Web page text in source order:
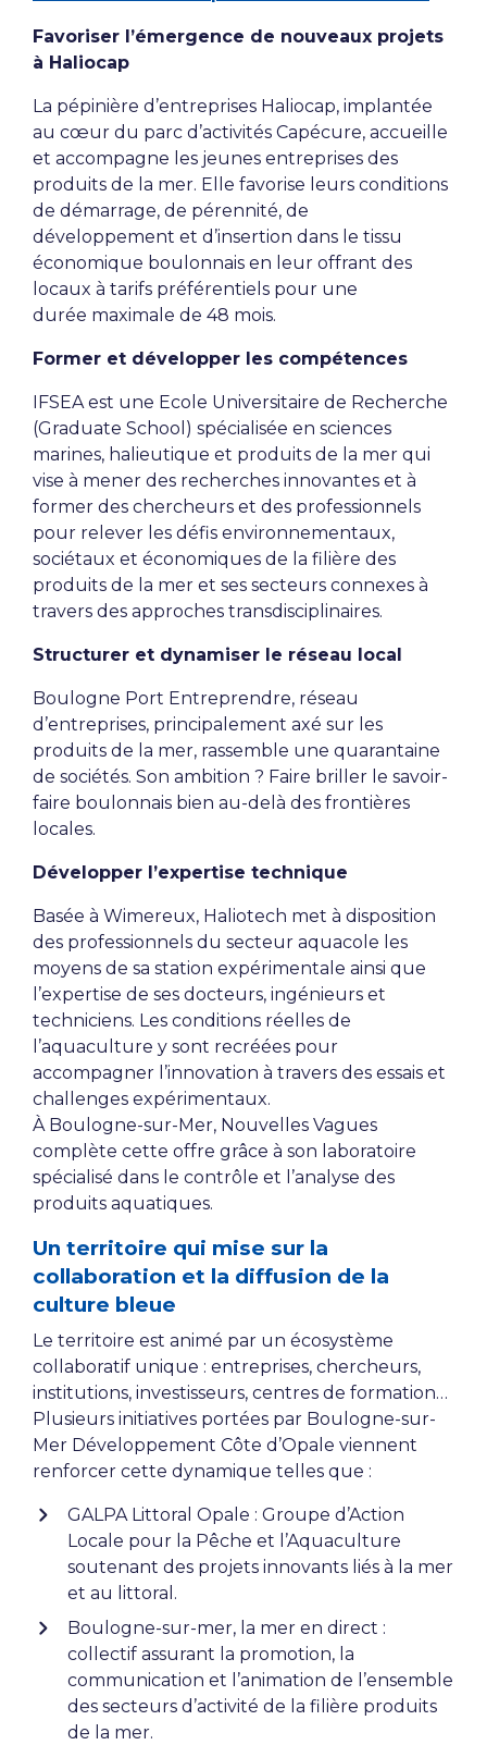
Favoriser l’émergence de nouveaux projets
à Haliocap
La pépinière d’entreprises Haliocap, implantée
au cœur du parc d’activités Capécure, accueille
et accompagne les jeunes entreprises des
produits de la mer. Elle favorise leurs conditions
de démarrage, de pérennité, de
développement et d’insertion dans le tissu
économique boulonnais en leur offrant des
locaux à tarifs préférentiels pour une
durée maximale de 48 mois.
Former et développer les compétences
IFSEA est une Ecole Universitaire de Recherche
(Graduate School) spécialisée en sciences
marines, halieutique et produits de la mer qui
vise à mener des recherches innovantes et à
former des chercheurs et des professionnels
pour relever les défis environnementaux,
sociétaux et économiques de la filière des
produits de la mer et ses secteurs connexes à
travers des approches transdisciplinaires.
Structurer et dynamiser le réseau local
Boulogne Port Entreprendre, réseau
d’entreprises, principalement axé sur les
produits de la mer, rassemble une quarantaine
de sociétés. Son ambition ? Faire briller le savoir-
faire boulonnais bien au-delà des frontières
locales.
Développer l’expertise technique
Basée à Wimereux, Haliotech met à disposition
des professionnels du secteur aquacole les
moyens de sa station expérimentale ainsi que
l’expertise de ses docteurs, ingénieurs et
techniciens. Les conditions réelles de
l’aquaculture y sont recréées pour
accompagner l’innovation à travers des essais et
challenges expérimentaux.
À Boulogne-sur-Mer, Nouvelles Vagues
complète cette offre grâce à son laboratoire
spécialisé dans le contrôle et l’analyse des
produits aquatiques.
Un territoire qui mise sur la
collaboration et la diffusion de la
culture bleue
Le territoire est animé par un écosystème
collaboratif unique : entreprises, chercheurs,
institutions, investisseurs, centres de formation…
Plusieurs initiatives portées par Boulogne-sur-
Mer Développement Côte d’Opale viennent
renforcer cette dynamique telles que :
GALPA Littoral Opale : Groupe d’Action
Locale pour la Pêche et l’Aquaculture
soutenant des projets innovants liés à la mer
et au littoral.
Boulogne-sur-mer, la mer en direct :
collectif assurant la promotion, la
communication et l’animation de l’ensemble
des secteurs d’activité de la filière produits
de la mer.